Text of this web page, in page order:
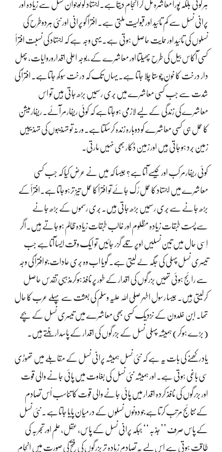
ہرکوئی بلکہ پورا معاشرہ مل کر انجام دیتاہے۔اجتہاد کو نوجوان نسل سے زیادہ اور
پرانی نسل سے کم تائید اور قبولیت ملتی ہے۔ افترأ کو پرانی اور نئی ہردوطرح کی
نسلوں کی تائید اور حمایت حاصل ہوتی ہے۔ یہی وجہ ہے کہ اجتہاد کی نسبت افترأ
کسی آکاس بیل کی طرح پھیلتا اور معاشرے کے، بوجہ اعلیٰ اقداروروایات، پھل
دار درخت کا خون چُوستا چلا جاتا ہے۔ یہاں تک کہ درخت سُوکھ جاتاہے۔ افترأ کی
شدت سے جب کسی معاشرے میں بُری رسمیں بڑھ جاتی ہیں تو اس
معاشرے کی زندگی کے لیے لازمی ہوجاتاہے کہ کوئی ریفارمر آئے۔ ریفارمیشن
کا عمل ہی کسی معاشرے کو دوبارہ زندہ کرسکتاہے۔ ورنہ تو تہذیبوں کی تہذیبیں
زمین بُرد ہوجاتی ہیں اور زمین ڈکار بھی نہیں مارتی۔
کوئی ریفارمر کب اور کیسے آتاہے؟ جیسا کہ میں نے عرض کیا کہ جب کسی
معاشرے میں اجتہاد کا عمل رُک جائے تو افترأ کا عمل تیز ترہوجاتاہے۔افترأ کے
بڑھ جانے سے بُری رسمیں بڑھ جاتی ہیں۔ بُری رسموں کے بڑھ جانے
سےپست طبقات زیادہ مظلوم اور غالب طبقات زیادہ ظالم ہوجاتے ہیں۔اگر
اِسی حال میں تین نسلیں اوپر تلے گزر جائیں تو ایک وقت ایسا آتاہے جب
تیسری نسل پہلی کی جگہ لے لیتی ہے۔ گویا اب وہ بُری عادات جو افترأ کی وجہ
سے رائج ہوئی تھیں بزرگوں کی اقدار کے طور پر نافذ ہوکرمذہبی تقدس حاصل
کرلیتی ہیں۔ جیسا رسول اطہر صلی اللہ علیہ وسلم کی بعثت سے پہلے عرب کا حال
تھا۔ ابنِ خلدون کے نزدیک کسی بھی معاشرے میں تیسری نسل کے بچے
(بڑے ہوکر) ہمیشہ پہلی نسل کے بزرگوں کی اقدار کے پاسدار بنتے ہیں۔
یاد رکھنے کی بات یہ ہے کہ نئی نسل ہمیشہ پرانی نسل کے مقابلے میں تھوڑی
سی باغی ہوتی ہے۔ اور ہمیشہ نئی نسل کی بغاوت میں پائی جانے والی قوت
اور بزرگوں کی نافذ کردہ اقدار میں پائی جانے والی قوت کا تناسب اُس تصادم
کے نتائج مرتب کرتاہے جو دونوں نسلوں کے درمیان پایا جاتاہے ۔ نئی نسل
کے پاس صرف ’’جذبہ‘‘ جبکہ پرانی نسل کے پاس، عقل، علم اور تجربہ کی
طاقت ہوتی ہے اس لیے یہ تصادم زیادہ تر بزرگوں کی فتح کی صورت میں انجام